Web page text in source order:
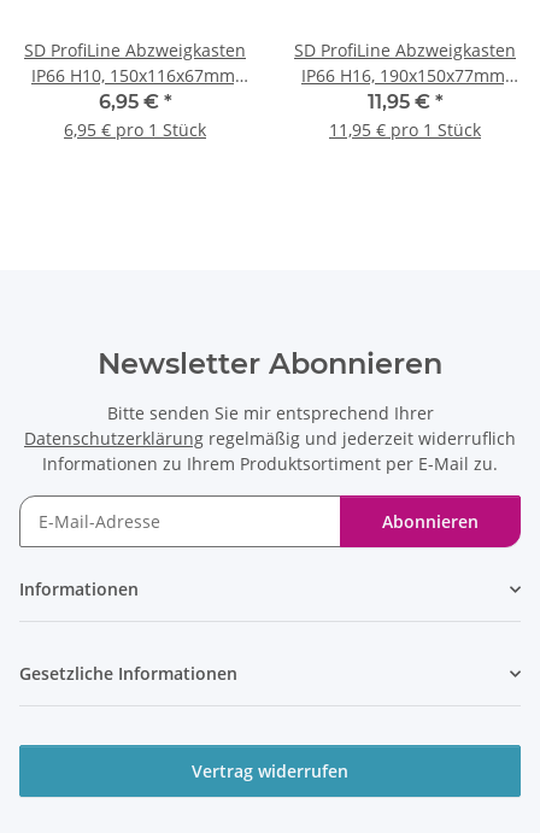
SD ProfiLine Abzweigkasten
IP66 H10, 150x116x67mm,
lichtgrau
6,95 € *
6,95 € pro 1 Stück
SD ProfiLine Abzweigkasten
IP66 H16, 190x150x77mm,
lichtgrau
11,95 € *
11,95 € pro 1 Stück
Newsletter Abonnieren
Bitte senden Sie mir entsprechend Ihrer
Datenschutzerklärung regelmäßig und jederzeit widerruflich
Informationen zu Ihrem Produktsortiment per E-Mail zu.
Abonnieren
Informationen
Gesetzliche Informationen
Vertrag widerrufen